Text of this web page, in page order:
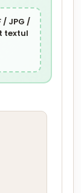
JPG /
textul